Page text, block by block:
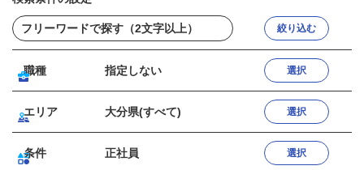
絞り込む
職種 指定しない 選択
エリア 大分県(すべて) 選択
条件 正社員 選択